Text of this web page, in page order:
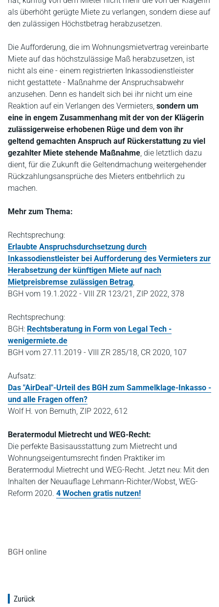
als überhöht gerügte Miete zu verlangen, sondern diese auf
den zulässigen Höchstbetrag herabzusetzen.
Die Aufforderung, die im Wohnungsmietvertrag vereinbarte
Miete auf das höchstzulässige Maß herabzusetzen, ist
nicht als eine - einem registrierten Inkassodienstleister
nicht gestattete - Maßnahme der Anspruchsabwehr
anzusehen. Denn es handelt sich bei ihr nicht um eine
Reaktion auf ein Verlangen des Vermieters, sondern um
eine in engem Zusammenhang mit der von der Klägerin
zulässigerweise erhobenen Rüge und dem von ihr
geltend gemachten Anspruch auf Rückerstattung zu viel
gezahlter Miete stehende Maßnahme, die letztlich dazu
dient, für die Zukunft die Geltendmachung weitergehender
Rückzahlungsansprüche des Mieters entbehrlich zu
machen.
Mehr zum Thema:
Rechtsprechung:
Erlaubte Anspruchsdurchsetzung durch
Inkassodienstleister bei Aufforderung des Vermieters zur
Herabsetzung der künftigen Miete auf nach
Mietpreisbremse zulässigen Betrag,
BGH vom 19.1.2022 - VIII ZR 123/21, ZIP 2022, 378
Rechtsprechung:
BGH: Rechtsberatung in Form von Legal Tech -
wenigermiete.de
BGH vom 27.11.2019 - VIII ZR 285/18, CR 2020, 107
Aufsatz:
Das "AirDeal"-Urteil des BGH zum Sammelklage-Inkasso -
und alle Fragen offen?
Wolf H. von Bernuth, ZIP 2022, 612
Beratermodul Mietrecht und WEG-Recht:
Die perfekte Basisausstattung zum Mietrecht und
Wohnungseigentumsrecht finden Praktiker im
Beratermodul Mietrecht und WEG-Recht. Jetzt neu: Mit den
Inhalten der Neuauflage Lehmann-Richter/Wobst, WEG-
Reform 2020. 4 Wochen gratis nutzen!
BGH online
Zurück